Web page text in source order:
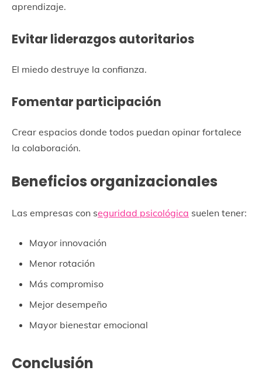
aprendizaje.
Evitar liderazgos autoritarios
El miedo destruye la confianza.
Fomentar participación
Crear espacios donde todos puedan opinar fortalece
la colaboración.
Beneficios organizacionales
Las empresas con seguridad psicológica suelen tener:
Mayor innovación
Menor rotación
Más compromiso
Mejor desempeño
Mayor bienestar emocional
Conclusión